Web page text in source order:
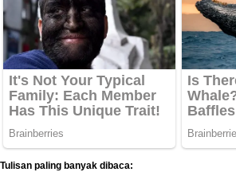
Tulisan paling banyak dibaca: